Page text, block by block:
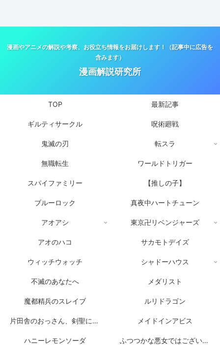
漫画やアニメの解説や考察、お役立ち情報をお届けします！（記事中に広告を
含みます）
漫画解説研究所
TOP 最新記事
ギルティサークル 呪術廻戦
鬼滅の刃 転スラ
無職転生 ワールドトリガー
スパイファミリー 【推しの子】
ブルーロック 真夜中ハートチューン
アオアシ 東京卍リベンジャーズ
アオのハコ サカモトデイズ
ウィッチウォッチ シャドーハウス
不滅のあなたへ メダリスト
魔都精兵のスレイブ ルリドラゴン
片田舎のおっさん、剣聖になる メイドインアビス
ハニーレモンソーダ ふつつかな悪女ではございますが